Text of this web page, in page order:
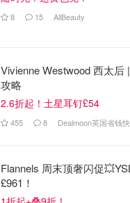
8 15 AllBeauty
Vivienne Westwood 西太后
攻略
2.6折起！土星耳钉£54
455 8 Dealmoon英国省钱
Flannels 周末顶奢闪促
£961！